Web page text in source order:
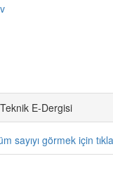
E-Dergisi
sayıyı görmek için